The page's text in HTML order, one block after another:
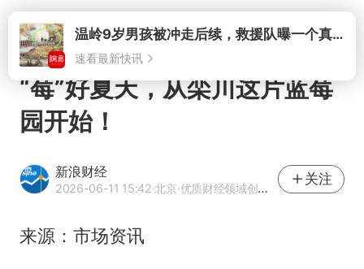
打开
“莓”好夏天，从栾川这片蓝莓
园开始！
新浪财经
2026-06-11 15:42·北京·优质财经领域创作者
关注
来源：市场资讯